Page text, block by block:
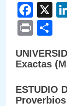
X
Print
Exactas
ESTUDIO
Proverbios